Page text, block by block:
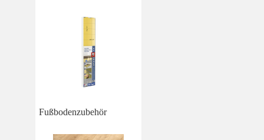
Fußbodenzubehör